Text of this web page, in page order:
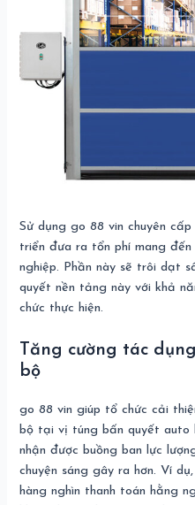
Sử dụng go 88 vin chuyên
triển đưa ra tổn phí mang đến
nghiệp. Phần này sẽ trôi dạt
quyết nền tảng này với khả
chức thực hiện.
Tăng cường tác
bộ
go 88 vin giúp tổ chức cải
bộ tại vị túng bấn quyết auto
nhận được buồng ban lực
chuyện sáng gây ra hơn. Ví
hàng nghìn thanh toán hằng